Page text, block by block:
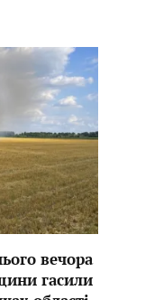
вечора
гасили